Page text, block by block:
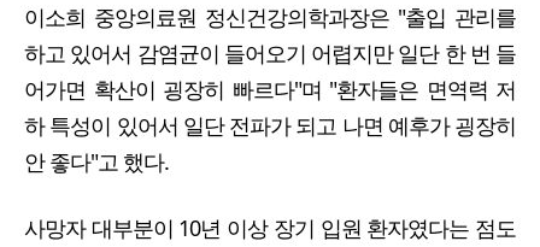
이소희 중앙의료원 정신건강의학과장은 "출입 관리를
하고 있어서 감염균이 들어오기 어렵지만 일단 한 번 들
어가면 확산이 굉장히 빠르다"며 "환자들은 면역력 저
하 특성이 있어서 일단 전파가 되고 나면 예후가 굉장히
안 좋다"고 했다.
사망자 대부분이 10년 이상 장기 입원 환자였다는 점도